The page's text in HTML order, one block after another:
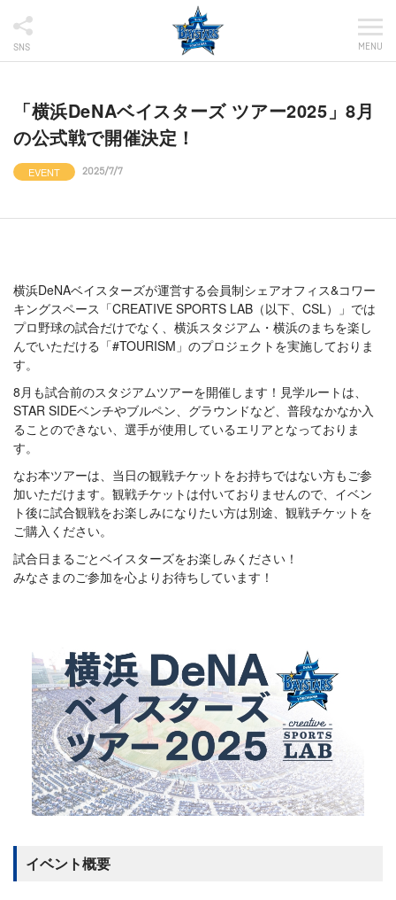
SNS MENU
「横浜DeNAベイスターズ ツアー2025」8月
の公式戦で開催決定！
EVENT 2025/7/7
横浜DeNAベイスターズが運営する会員制シェアオフィス&コワー
キングスペース「CREATIVE SPORTS LAB（以下、CSL）」では
プロ野球の試合だけでなく、横浜スタジアム・横浜のまちを楽し
んでいただける「#TOURISM」のプロジェクトを実施しておりま
す。
8月も試合前のスタジアムツアーを開催します！見学ルートは、
STAR SIDEベンチやブルペン、グラウンドなど、普段なかなか入
ることのできない、選手が使用しているエリアとなっておりま
す。
なお本ツアーは、当日の観戦チケットをお持ちではない方もご参
加いただけます。観戦チケットは付いておりませんので、イベン
ト後に試合観戦をお楽しみになりたい方は別途、観戦チケットを
ご購入ください。
試合日まるごとベイスターズをお楽しみください！
みなさまのご参加を心よりお待ちしています！
イベント概要